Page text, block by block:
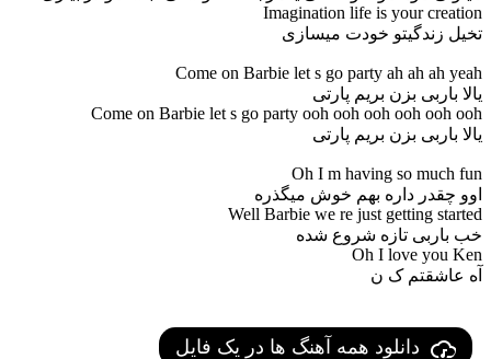
Imagination life is your creation
تخیل زندگیتو خودت میسازی
Come on Barbie let s go party ah ah ah yeah
یالا باربی بزن بریم پارتی
Come on Barbie let s go party ooh ooh ooh ooh ooh ooh
یالا باربی بزن بریم پارتی
Oh I m having so much fun
اوو چقدر داره بهم خوش میگذره
Well Barbie we re just getting started
خب باربی تازه شروع شده
Oh I love you Ken
آه عاشقتم ک ن
دانلود همه آهنگ ها در یک فایل